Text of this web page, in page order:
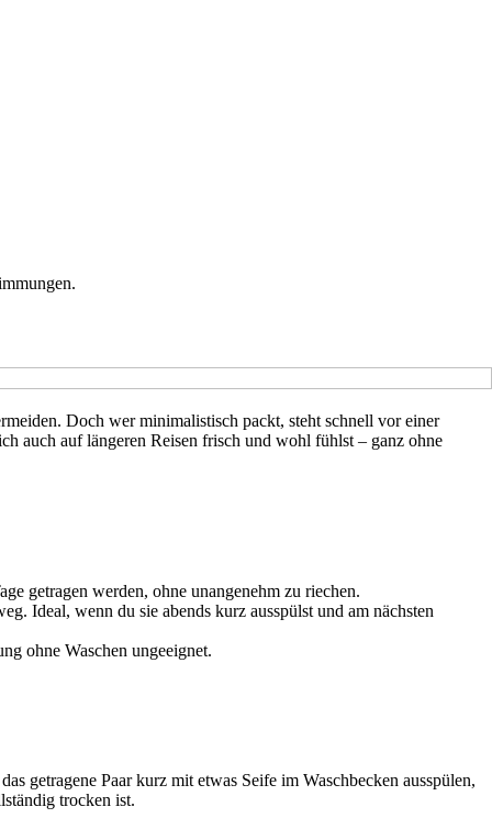
Doch wer minimalistisch packt, steht schnell vor einer
auch auf längeren Reisen frisch und wohl fühlst – ganz ohne
getragen werden, ohne unangenehm zu riechen.
Ideal, wenn du sie abends kurz ausspülst und am nächsten
ohne Waschen ungeeignet.
getragene Paar kurz mit etwas Seife im Waschbecken ausspülen,
trocken ist.